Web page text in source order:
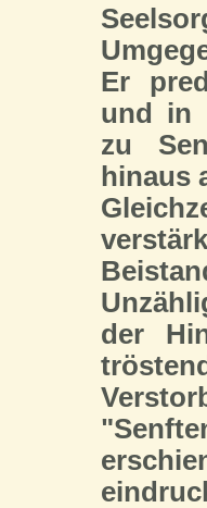
Er
und in
zu
hinaus
der